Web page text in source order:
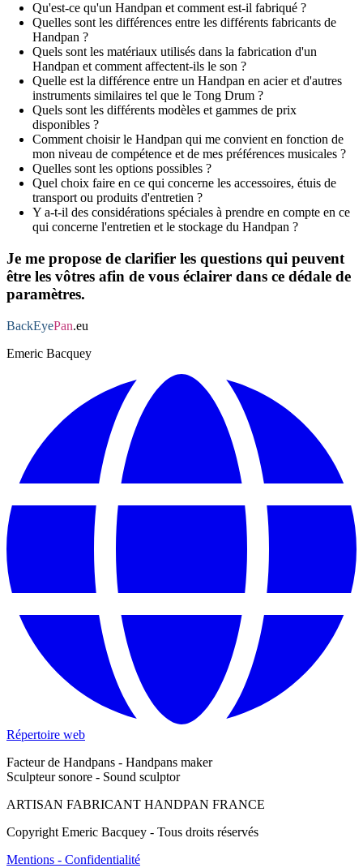
Qu'est-ce qu'un Handpan et comment est-il fabriqué ?
Quelles sont les différences entre les différents fabricants de
Handpan ?
Quels sont les matériaux utilisés dans la fabrication d'un
Handpan et comment affectent-ils le son ?
Quelle est la différence entre un Handpan en acier et d'autres
instruments similaires tel que le Tong Drum ?
Quels sont les différents modèles et gammes de prix
disponibles ?
Comment choisir le Handpan qui me convient en fonction de
mon niveau de compétence et de mes préférences musicales ?
Quelles sont les options possibles ?
Quel choix faire en ce qui concerne les accessoires, étuis de
transport ou produits d'entretien ?
Y a-t-il des considérations spéciales à prendre en compte en ce
qui concerne l'entretien et le stockage du Handpan ?
Je me propose de clarifier les questions qui peuvent
être les vôtres afin de vous éclairer dans ce dédale de
paramètres.
BackEyePan.eu
Emeric Bacquey
Répertoire web
Facteur de Handpans - Handpans maker
Sculpteur sonore - Sound sculptor
ARTISAN FABRICANT HANDPAN FRANCE
Copyright Emeric Bacquey - Tous droits réservés
Mentions - Confidentialité